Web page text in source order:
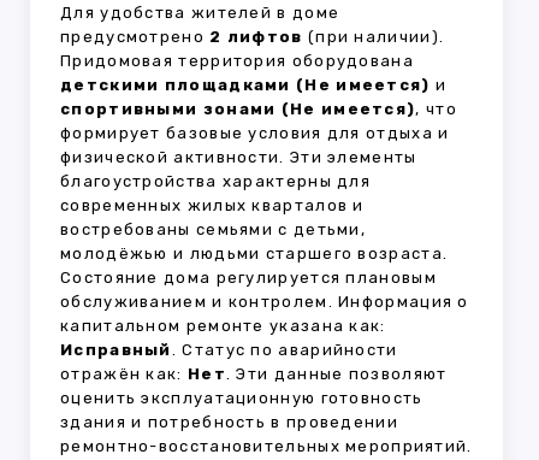
Для удобства жителей в доме
предусмотрено 2 лифтов (при наличии).
Придомовая территория оборудована
детскими площадками (Не имеется) и
спортивными зонами (Не имеется), что
формирует базовые условия для отдыха и
физической активности. Эти элементы
благоустройства характерны для
современных жилых кварталов и
востребованы семьями с детьми,
молодёжью и людьми старшего возраста.
Состояние дома регулируется плановым
обслуживанием и контролем. Информация о
капитальном ремонте указана как:
Исправный . Статус по аварийности
отражён как: Нет. Эти данные позволяют
оценить эксплуатационную готовность
здания и потребность в проведении
ремонтно-восстановительных мероприятий.